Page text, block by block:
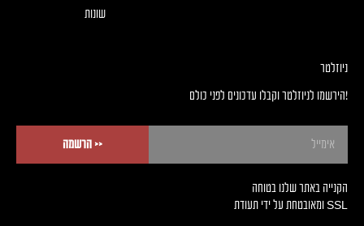
שונות
ניוזלטר
!הירשמו לניוזלטר וקבלו עדכונים לפני כולם
<< הרשמה
הקנייה באתר שלנו בטוחה
SSL ומאובטחת על ידי תעודת